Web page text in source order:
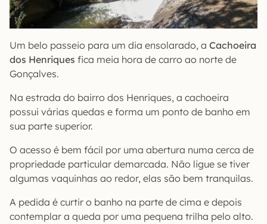
Um belo passeio para um dia ensolarado, a Cachoeira
dos Henriques fica meia hora de carro ao norte de
Gonçalves.
Na estrada do bairro dos Henriques, a cachoeira
possui várias quedas e forma um ponto de banho em
sua parte superior.
O acesso é bem fácil por uma abertura numa cerca de
propriedade particular demarcada. Não ligue se tiver
algumas vaquinhas ao redor, elas são bem tranquilas.
A pedida é curtir o banho na parte de cima e depois
contemplar a queda por uma pequena trilha pelo alto.